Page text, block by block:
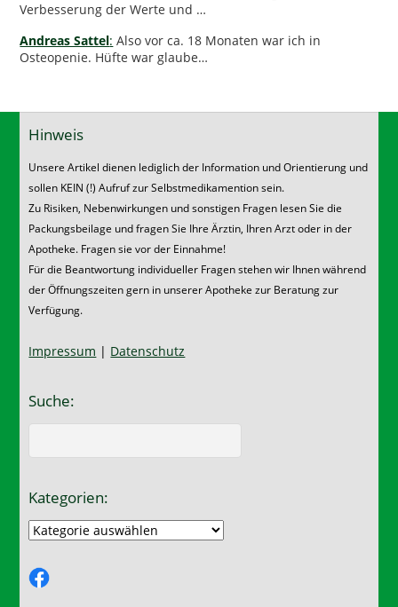
Verbesserung der Werte und …
Andreas Sattel: Also vor ca. 18 Monaten war ich in
Osteopenie. Hüfte war glaube…
Hinweis
Unsere Artikel dienen lediglich der Information und Orientierung und
sollen KEIN (!) Aufruf zur Selbstmedikamention sein.
Zu Risiken, Nebenwirkungen und sonstigen Fragen lesen Sie die
Packungsbeilage und fragen Sie Ihre Ärztin, Ihren Arzt oder in der
Apotheke. Fragen sie vor der Einnahme!
Für die Beantwortung individueller Fragen stehen wir Ihnen während
der Öffnungszeiten gern in unserer Apotheke zur Beratung zur
Verfügung.
Impressum | Datenschutz
Suche:
Kategorien:
Kategorien: